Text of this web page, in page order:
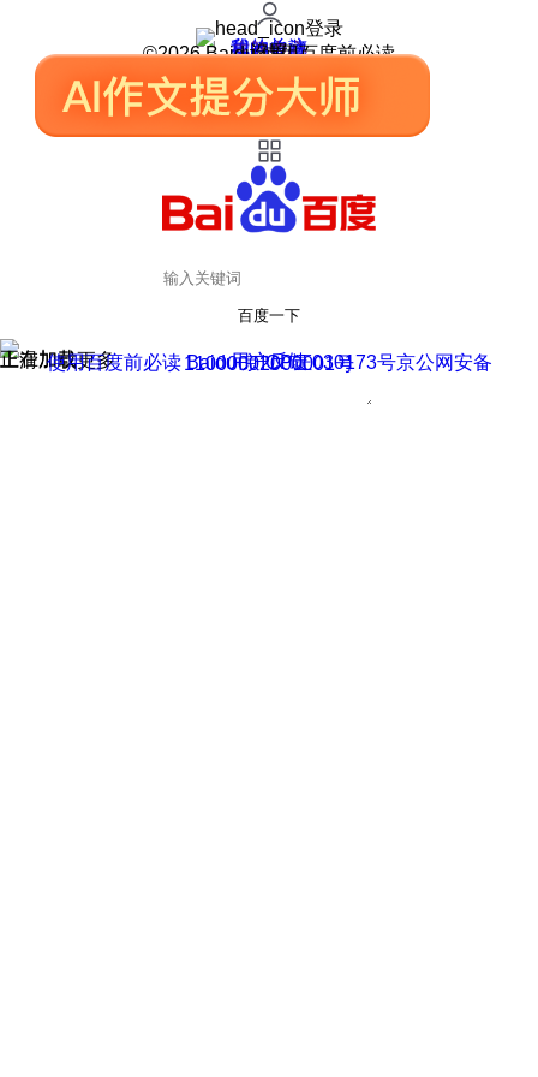
登录
我的关注
我的收藏
皮肤中心
用户反馈
设置
©2026 Baidu 使用百度前必读
百度一下
正在加载
上滑加载更多 用户反馈
使用百度前必读 Baidu 京ICP证030173号
京公网安备11000002000001号